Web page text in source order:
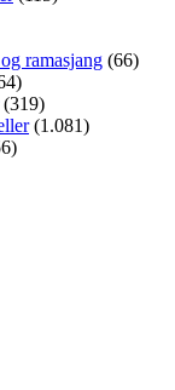
ramasjang (66)
(319)
(1.081)